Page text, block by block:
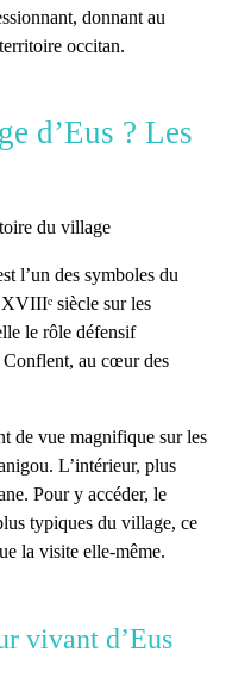
donnant au
occitan.
d’Eus ? Les
du village
l’un des symboles du
siècle sur les
le rôle défensif
Conflent, au cœur des
de vue magnifique sur les
. L’intérieur, plus
Pour y accéder, le
typiques du village, ce
la visite elle-même.
vivant d’Eus